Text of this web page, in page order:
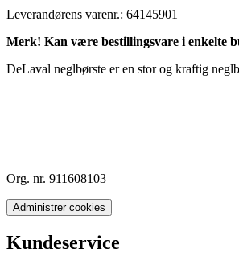
Leverandørens varenr.: 64145901
Merk! Kan være bestillingsvare i enkelte
DeLaval neglbørste er en stor og kraftig
Org. nr. 911608103
Administrer cookies
Kundeservice